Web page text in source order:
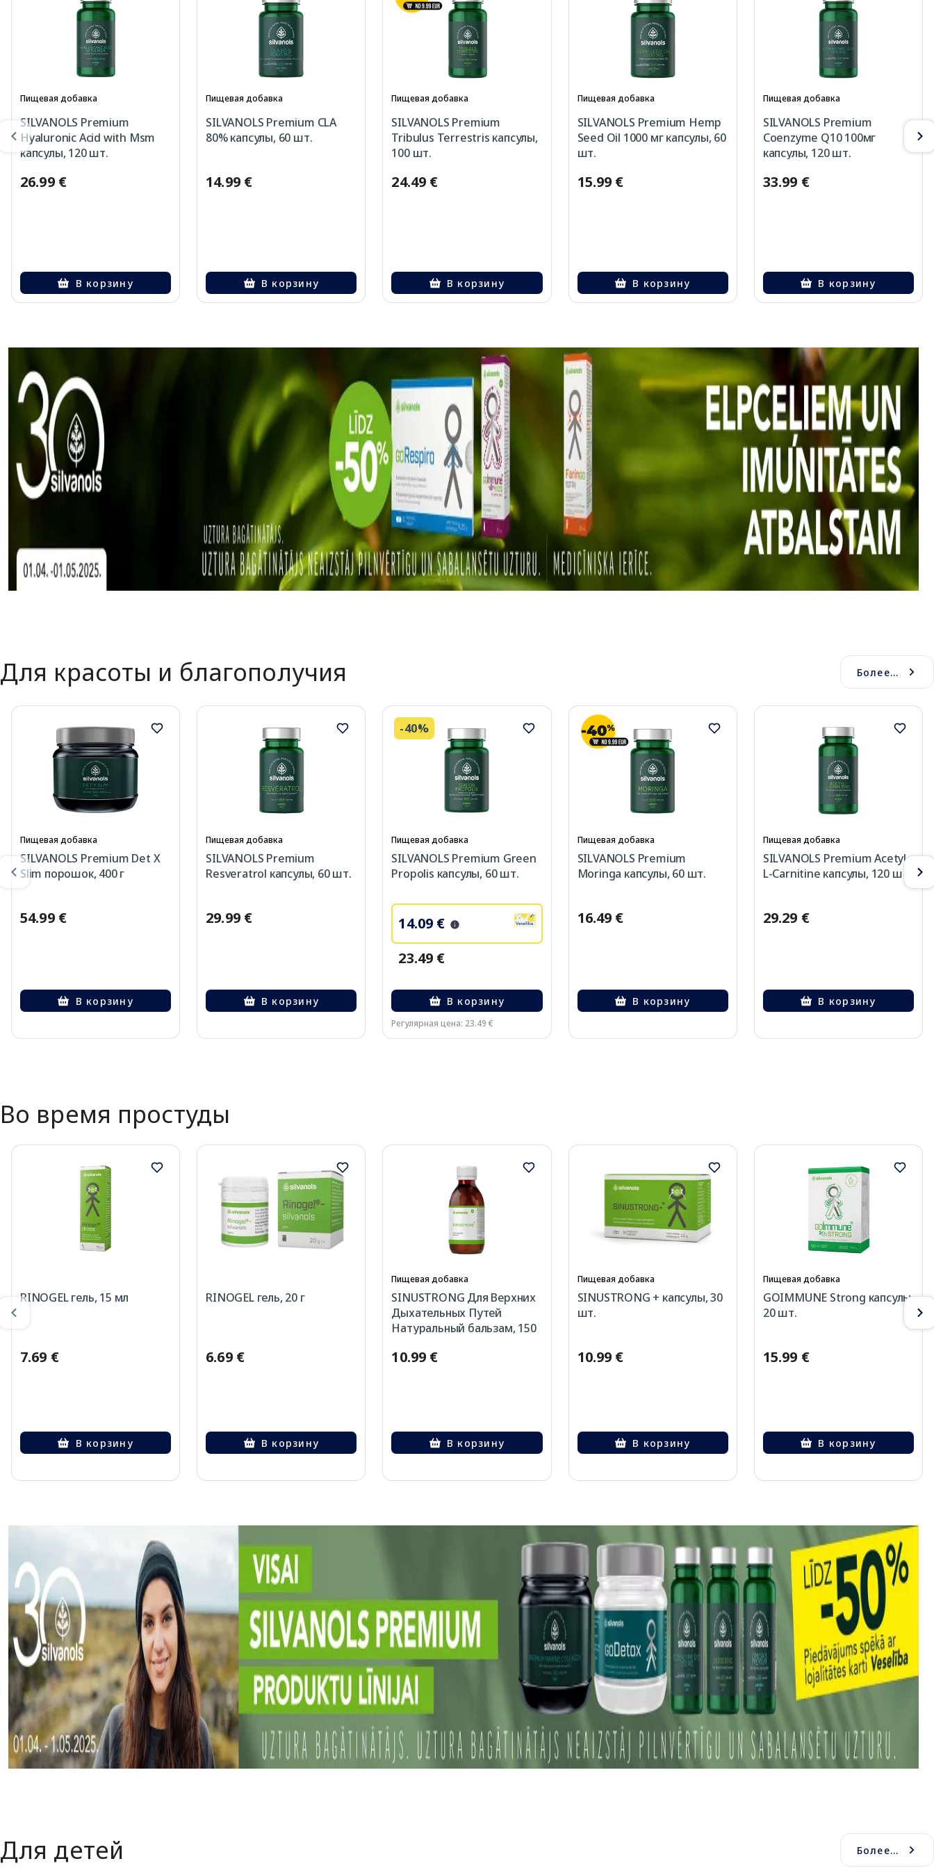
Пищевая добавка
SILVANOLS Premium
Hyaluronic Acid with Msm
капсулы, 120 шт.
26.99 €
В корзину
Пищевая добавка
SILVANOLS Premium CLA
80% капсулы, 60 шт.
14.99 €
В корзину
Пищевая добавка
SILVANOLS Premium
Tribulus Terrestris капсулы,
100 шт.
24.49 €
В корзину
Пищевая добавка
SILVANOLS Premium Hemp
Seed Oil 1000 мг капсулы, 60
шт.
15.99 €
В корзину
Пищевая добавка
SILVANOLS Premium
Coenzyme Q10 100мг
капсулы, 120 шт.
33.99 €
В корзину
Для красоты и благополучия Более...
Пищевая добавка
SILVANOLS Premium Det X
Slim порошок, 400 г
54.99 €
В корзину
Пищевая добавка
SILVANOLS Premium
Resveratrol капсулы, 60 шт.
29.99 €
В корзину
-40%
Пищевая добавка
SILVANOLS Premium Green
Propolis капсулы, 60 шт.
14.09 €
23.49 €
В корзину
Регулярная цена: 23.49 €
Пищевая добавка
SILVANOLS Premium
Moringa капсулы, 60 шт.
16.49 €
В корзину
Пищевая добавка
SILVANOLS Premium Acetyl-
L-Carnitine капсулы, 120 шт.
29.29 €
В корзину
Во время простуды
RINOGEL гель, 15 мл
7.69 €
В корзину
RINOGEL гель, 20 г
6.69 €
В корзину
Пищевая добавка
SINUSTRONG Для Верхних
Дыхательных Путей
Натуральный бальзам, 150
10.99 €
В корзину
Пищевая добавка
SINUSTRONG + капсулы, 30
шт.
10.99 €
В корзину
Пищевая добавка
GOIMMUNE Strong капсулы,
20 шт.
15.99 €
В корзину
Для детей Более...